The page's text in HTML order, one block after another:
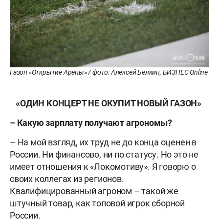
Газон «Открытие Арены» / фото: Алексей Белкин, БИЗНЕС Online
«ОДИН КОНЦЕРТ НЕ ОКУПИТ НОВЫЙ ГАЗОН»
– Какую зарплату получают агрономы?
– На мой взгляд, их труд не до конца оценен в
России. Ни финансово, ни по статусу. Но это не
имеет отношения к «Локомотиву». Я говорю о
своих коллегах из регионов.
Квалифицированный агроном – такой же
штучный товар, как топовой игрок сборной
России.